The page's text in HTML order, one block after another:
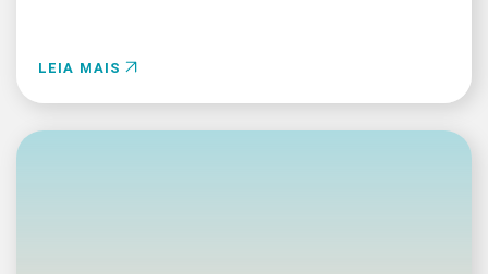
LEIA MAIS